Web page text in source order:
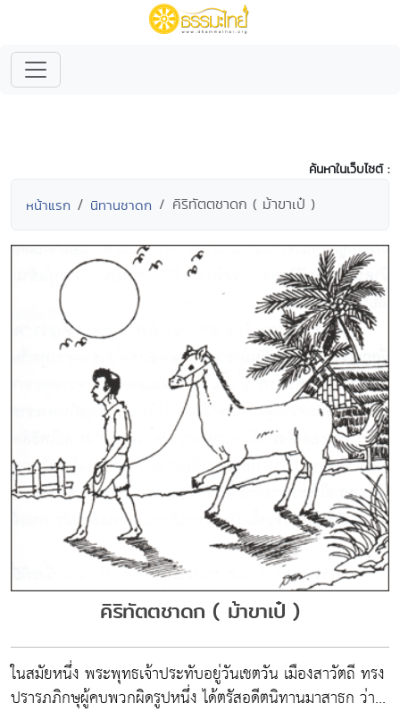
ค้นหาในเว็บไซต์ :
หน้าแรก นิทานชาดก คิริทัตตชาดก ( ม้าขาเป๋ )
คิริทัตตชาดก ( ม้าขาเป๋ )
ในสมัยหนึ่ง พระพุทธเจ้าประทับอยู่วันเชตวัน เมืองสาวัตถี ทรง
ปรารภภิกษุผู้คบพวกผิดรูปหนึ่ง ได้ตรัสอดีตนิทานมาสาธก ว่า...